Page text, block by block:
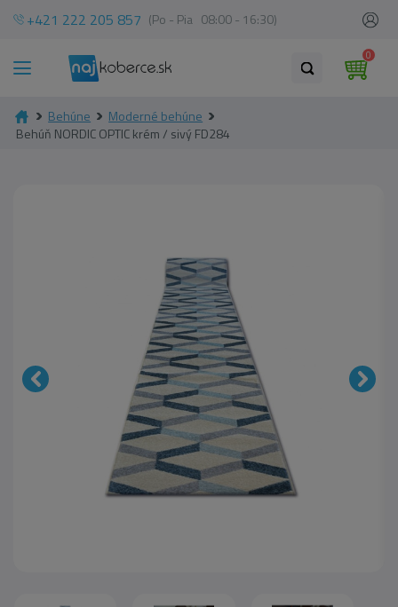
+421 222 205 857 (Po - Pia 08:00 - 16:30)
0
Behúne
Moderné behúne
Behúň NORDIC OPTIC krém / sivý FD284